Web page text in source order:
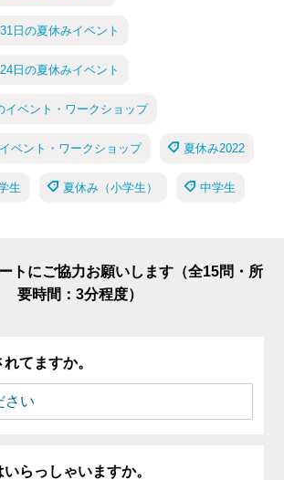
日の夏休みイベント
日の夏休みイベント
イベント・ワークショップ
ベント・ワークショップ 夏休み2022
生 夏休み（小学生） 中学生
トにご協力お願いします（全15問・所
要時間：3分程度）
てますか。
らっしゃいますか。